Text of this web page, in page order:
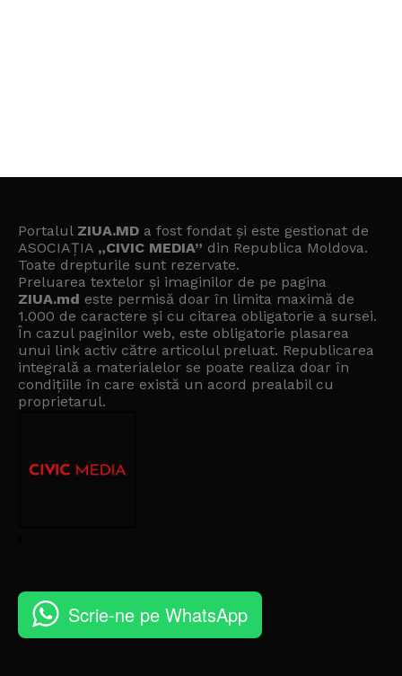
Portalul ZIUA.MD a fost fondat și este gestionat de
ASOCIAȚIA „CIVIC MEDIA” din Republica Moldova.
Toate drepturile sunt rezervate.
Preluarea textelor și imaginilor de pe pagina
ZIUA.md este permisă doar în limita maximă de
1.000 de caractere și cu citarea obligatorie a sursei.
În cazul paginilor web, este obligatorie plasarea
unui link activ către articolul preluat. Republicarea
integrală a materialelor se poate realiza doar în
condițiile în care există un acord prealabil cu
proprietarul.
Scrie-ne pe WhatsApp